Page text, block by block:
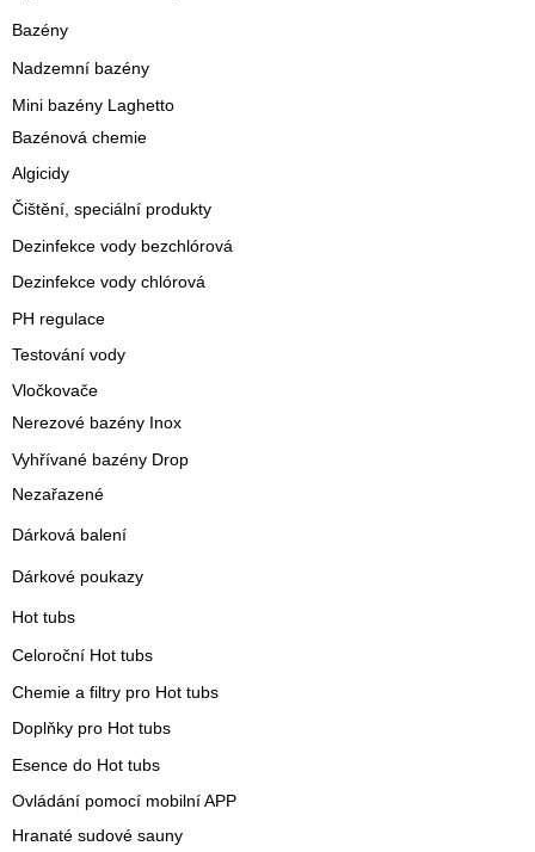
Bazény
Nadzemní bazény
Mini bazény Laghetto
Bazénová chemie
Algicidy
Čištění, speciální produkty
Dezinfekce vody bezchlórová
Dezinfekce vody chlórová
PH regulace
Testování vody
Vločkovače
Nerezové bazény Inox
Vyhřívané bazény Drop
Nezařazené
Dárková balení
Dárkové poukazy
Hot tubs
Celoroční Hot tubs
Chemie a filtry pro Hot tubs
Doplňky pro Hot tubs
Esence do Hot tubs
Ovládání pomocí mobilní APP
Hranaté sudové sauny